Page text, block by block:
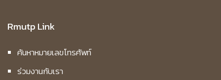
Rmutp Link
ค้นหาหมายเลขโทรศัพท์
ร่วมงานกับเรา